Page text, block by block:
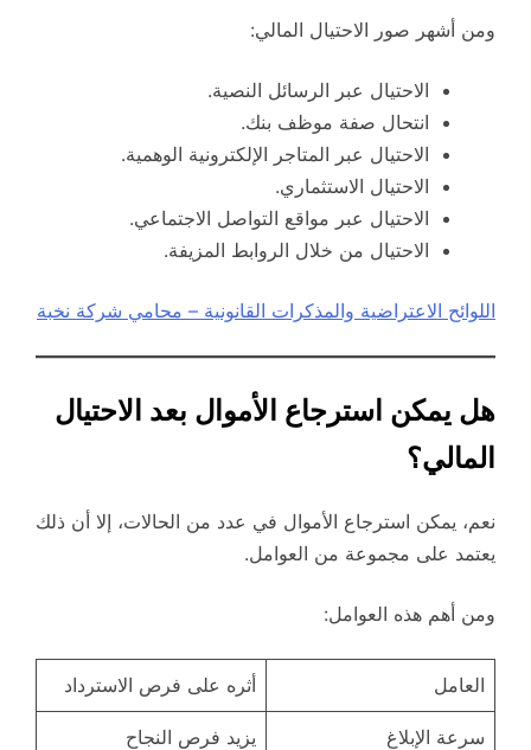
ومن أشهر صور الاحتيال المالي:
الاحتيال عبر الرسائل النصية.
انتحال صفة موظف بنك.
الاحتيال عبر المتاجر الإلكترونية الوهمية.
الاحتيال الاستثماري.
الاحتيال عبر مواقع التواصل الاجتماعي.
الاحتيال من خلال الروابط المزيفة.
اللوائح الاعتراضية والمذكرات القانونية – محامي شركة نخبة
هل يمكن استرجاع الأموال بعد الاحتيال
المالي؟
نعم، يمكن استرجاع الأموال في عدد من الحالات، إلا أن ذلك
يعتمد على مجموعة من العوامل.
ومن أهم هذه العوامل:
العامل أثره على فرص الاسترداد
سرعة الإبلاغ يزيد فرص النجاح